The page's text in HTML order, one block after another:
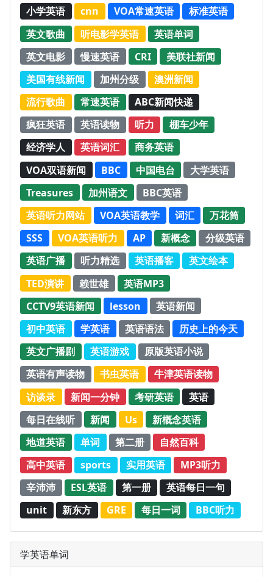
小学英语 cnn VOA常速英语
标准英语
英文歌曲
听电影学英语
英语单词
英文电影
慢速英语 CRI
美联社新闻
美国有线新闻
加州分级
澳洲新闻
流行歌曲
常速英语
ABC新闻快递
疯狂英语
英语读物 听力
棚车少年
经济学人
英语词汇
商务英语
VOA双语新闻
BBC 中国电台
大学英语
Treasures
加州语文
BBC英语
英语听力网站
VOA英语教学 词汇
万花筒
SSS
VOA英语听力 AP 新概念
分级英语
英语广播
听力精选 英语播客
英文绘本
TED演讲
赖世雄
英语MP3
CCTV9英语新闻
lesson
英语新闻
初中英语
学英语 英语语法
历史上的今天
英文广播剧
英语游戏
原版英语小说
英语有声读物
书虫英语
牛津英语读物
访谈录
新闻一分钟 考研英语
英语
每日在线听
新闻 Us
新概念英语
地道英语
单词 第二册
自然百科
高中英语
sports 实用英语
MP3听力
辛沛沛
ESL英语 第一册
英语每日一句
unit
新东方 GRE 每日一词 BBC听力
学英语单词